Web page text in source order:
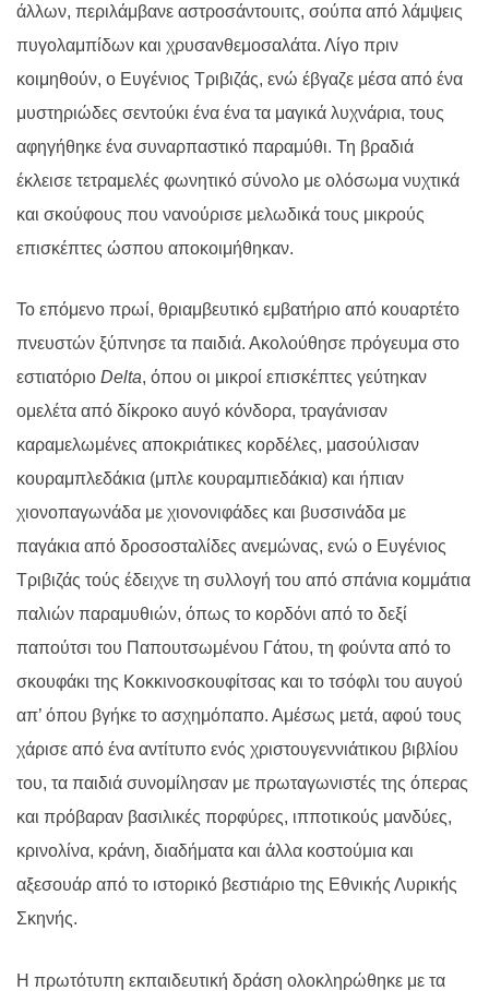
άλλων, περιλάμβανε αστροσάντουιτς, σούπα από λάμψεις
πυγολαμπίδων και χρυσανθεμοσαλάτα. Λίγο πριν
κοιμηθούν, ο Ευγένιος Τριβιζάς, ενώ έβγαζε μέσα από ένα
μυστηριώδες σεντούκι ένα ένα τα μαγικά λυχνάρια, τους
αφηγήθηκε ένα συναρπαστικό παραμύθι. Τη βραδιά
έκλεισε τετραμελές φωνητικό σύνολο με ολόσωμα νυχτικά
και σκούφους που νανούρισε μελωδικά τους μικρούς
επισκέπτες ώσπου αποκοιμήθηκαν.
Το επόμενο πρωί, θριαμβευτικό εμβατήριο από κουαρτέτο
πνευστών ξύπνησε τα παιδιά. Ακολούθησε πρόγευμα στο
εστιατόριο Delta, όπου οι μικροί επισκέπτες γεύτηκαν
ομελέτα από δίκροκο αυγό κόνδορα, τραγάνισαν
καραμελωμένες αποκριάτικες κορδέλες, μασούλισαν
κουραμπλεδάκια (μπλε κουραμπιεδάκια) και ήπιαν
χιονοπαγωνάδα με χιονονιφάδες και βυσσινάδα με
παγάκια από δροσοσταλίδες ανεμώνας, ενώ ο Ευγένιος
Τριβιζάς τούς έδειχνε τη συλλογή του από σπάνια κομμάτια
παλιών παραμυθιών, όπως το κορδόνι από το δεξί
παπούτσι του Παπουτσωμένου Γάτου, τη φούντα από το
σκουφάκι της Κοκκινοσκουφίτσας και το τσόφλι του αυγού
απ’ όπου βγήκε το ασχημόπαπο. Αμέσως μετά, αφού τους
χάρισε από ένα αντίτυπο ενός χριστουγεννιάτικου βιβλίου
του, τα παιδιά συνομίλησαν με πρωταγωνιστές της όπερας
και πρόβαραν βασιλικές πορφύρες, ιπποτικούς μανδύες,
κρινολίνα, κράνη, διαδήματα και άλλα κοστούμια και
αξεσουάρ από το ιστορικό βεστιάριο της Εθνικής Λυρικής
Σκηνής.
Η πρωτότυπη εκπαιδευτική δράση ολοκληρώθηκε με τα